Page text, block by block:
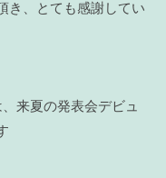
き、とても感謝してい
来夏の発表会デビュ